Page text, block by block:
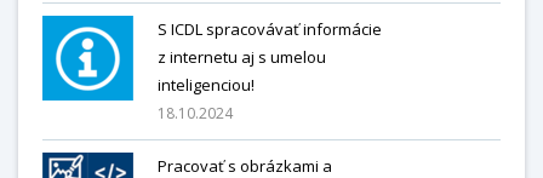
S ICDL spracovávať informácie
z internetu aj s umelou
inteligenciou!
18.10.2024
Pracovať s obrázkami a